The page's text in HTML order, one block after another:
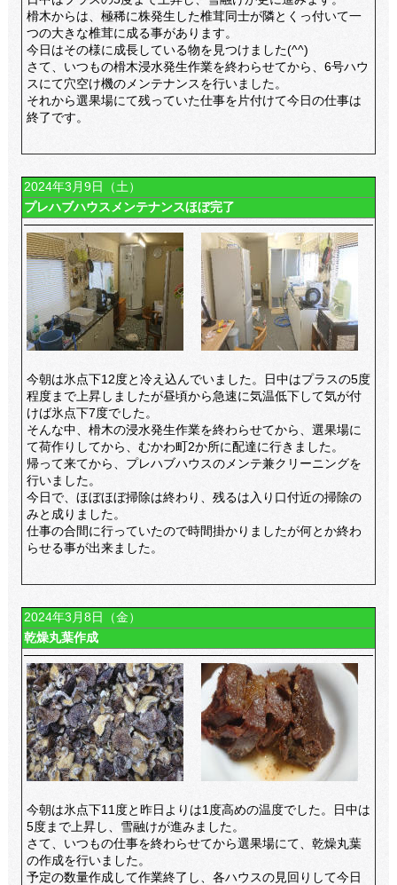
榾木からは、極稀に株発生した椎茸同士が隣とくっ付いて一
つの大きな椎茸に成る事があります。
今日はその様に成長している物を見つけました(^^)
さて、いつもの榾木浸水発生作業を終わらせてから、6号ハウ
スにて穴空け機のメンテナンスを行いました。
それから選果場にて残っていた仕事を片付けて今日の仕事は
終了です。
2024年3月9日（土）
プレハブハウスメンテナンスほぼ完了
今朝は氷点下12度と冷え込んでいました。日中はプラスの5度
程度まで上昇しましたが昼頃から急速に気温低下して気が付
けば氷点下7度でした。
そんな中、榾木の浸水発生作業を終わらせてから、選果場に
て荷作りしてから、むかわ町2か所に配達に行きました。
帰って来てから、プレハブハウスのメンテ兼クリーニングを
行いました。
今日で、ほぼほぼ掃除は終わり、残るは入り口付近の掃除の
みと成りました。
仕事の合間に行っていたので時間掛かりましたが何とか終わ
らせる事が出来ました。
2024年3月8日（金）
乾燥丸葉作成
今朝は氷点下11度と昨日よりは1度高めの温度でした。日中は
5度まで上昇し、雪融けが進みました。
さて、いつもの仕事を終わらせてから選果場にて、乾燥丸葉
の作成を行いました。
予定の数量作成して作業終了し、各ハウスの見回りして今日